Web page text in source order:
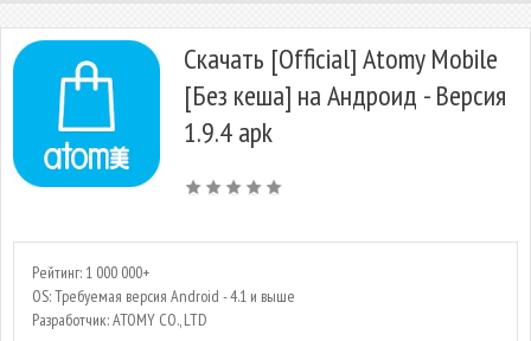
Скачать [Official] Atomy Mobile
[Без кеша] на Андроид - Версия
1.9.4 apk
Рейтинг: 1 000 000+
OS: Требуемая версия Android - 4.1 и выше
Разработчик: ATOMY CO., LTD